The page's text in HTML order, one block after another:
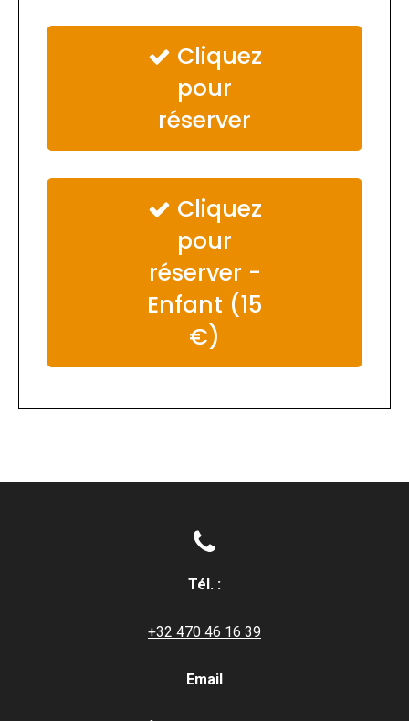
 Cliquez
pour
réserver
 Cliquez
pour
réserver -
Enfant (15
€)

Tél. :
+32 470 46 16 39
Email